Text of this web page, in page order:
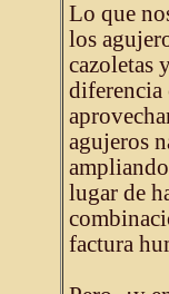
Lo que
los
cazoletas
diferencia
agujeros
lugar de
factura